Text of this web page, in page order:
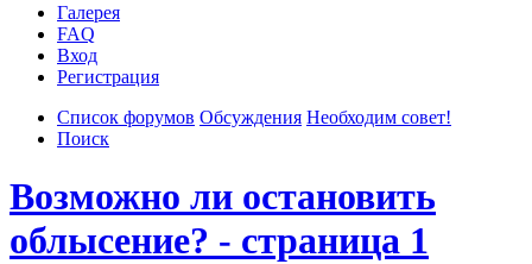
Галерея
FAQ
Вход
Регистрация
Список форумов Обсуждения Необходим совет!
Поиск
Возможно ли остановить
облысение? - страница 1